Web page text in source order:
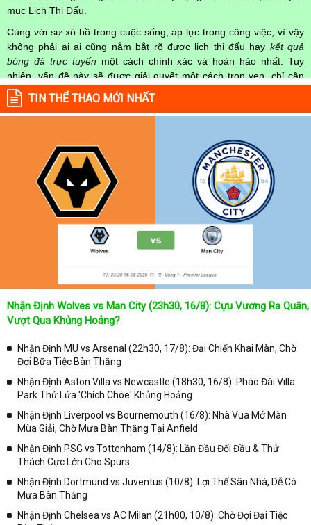
mục Lịch Thi Đấu.
Cùng với sự xô bồ trong cuộc sống, áp lực trong công việc, vì vậy
không phải ai ai cũng nắm bắt rõ được lịch thi đấu hay kết quả
bóng đá trực tuyến một cách chính xác và hoàn hảo nhất. Tuy
nhiên, vấn đề này sẽ được giải quyết một cách trọn vẹn, chỉ cần
truy cập vào chuyên mục
Lịch Thi Đấu
mọi người hoàn toàn nắm rõ được chính xác về thời gian các trận
đấu bóng đá Việt Nam hay trên Thế giới diễn ra trong thời gian sắp
cả 2 đội tuyển bóng đá đang đạt được.
Không chỉ dừng lại ở đó, những người hâm mộ bóng đá có thể cập
nhật được chính xác về lịch phát sóng bóng đá được tường thuật
trực tiếp ở trên những kênh truyền hình thể thao lớn nhất hiện nay
như: VTV3, K+, SCTV, Thể thao TV,... Nếu như bạn không muốn
bỏ lỡ bất kỳ một trận đấu bóng đá nào trong từng mùa giải, hãy
thường xuyên vào chuyên mụcLịch Thi Đấutại chuyên trang
để cập nhật thông tin chính xác nhất nhé!
Lịch thi đấu được cập nhật chính xác trong toàn bộ các giải
Tại Lịch Thi Đấu của chuyên trang kqbongda.net
sẽ cập nhanh
chóng và chính xác nhất thời gian từng trận đấu bóng đá diễn ra ở
trong từng giải đấu như:
✓ Giải đấu bóng đá Ngoại hạng Anh;
✓ Giải bóng Cúp C1 Châu Âu;
✓ Giải VĐQG Tây Ban Nha;
✓ VĐQG Đức;
✓ VĐQG Pháp;
✓ Liên Đoàn Anh;
TIN THỂ THAO MỚI NHẤT
Nhận Định Wolves vs Man City (23h30, 16/8): Cựu Vương Ra Quân,
Vượt Qua Khủng Hoảng?
Nhận Định MU vs Arsenal (22h30, 17/8): Đại Chiến Khai Màn, Chờ
Đợi Bữa Tiệc Bàn Thắng
Nhận Định Aston Villa vs Newcastle (18h30, 16/8): Pháo Đài Villa
Park Thử Lửa 'Chích Chòe' Khủng Hoảng
Nhận Định Liverpool vs Bournemouth (16/8): Nhà Vua Mở Màn
Mùa Giải, Chờ Mưa Bàn Thắng Tại Anfield
Nhận Định PSG vs Tottenham (14/8): Lần Đầu Đối Đầu & Thử
Thách Cực Lớn Cho Spurs
Nhận Định Dortmund vs Juventus (10/8): Lợi Thế Sân Nhà, Dễ Có
Mưa Bàn Thắng
Nhận Định Chelsea vs AC Milan (21h00, 10/8): Chờ Đợi Đại Tiệc